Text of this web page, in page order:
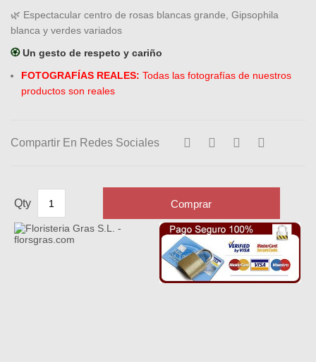
🌿 Espectacular centro de rosas blancas grande, Gipsophila
blanca y verdes variados
🏵️Un gesto de respeto y cariño
FOTOGRAFÍAS REALES: Todas las fotografías de nuestros
productos son reales
Compartir En Redes Sociales
Comprar